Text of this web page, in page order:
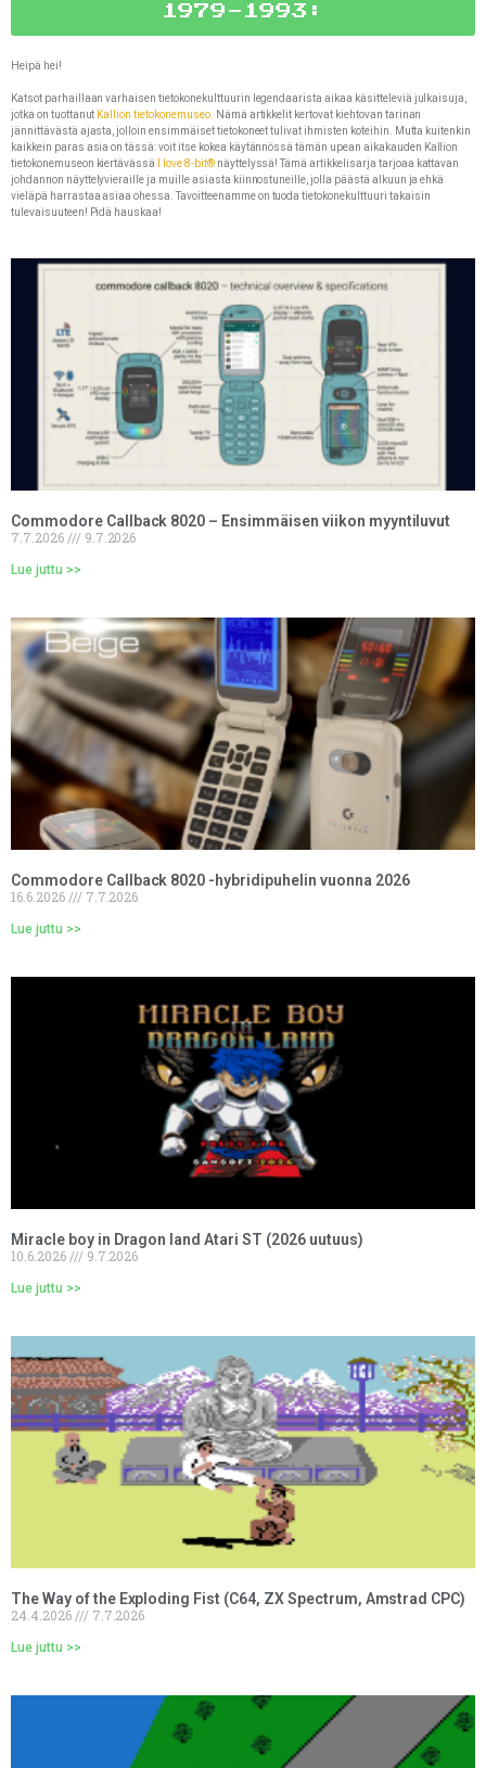
1979-1993:
Heipä hei!
Katsot parhaillaan varhaisen tietokonekulttuurin legendaarista aikaa käsitteleviä julkaisuja,
jotka on tuottanut Kallion tietokonemuseo. Nämä artikkelit kertovat kiehtovan tarinan
jännittävästä ajasta, jolloin ensimmäiset tietokoneet tulivat ihmisten koteihin. Mutta kuitenkin
kaikkein paras asia on tässä: voit itse kokea käytännössä tämän upean aikakauden Kallion
tietokonemuseon kiertävässä
I love 8-bit®näyttelyssä! Tämä artikkelisarja tarjoaa kattavan
johdannon näyttelyvieraille ja muille asiasta kiinnostuneille, jolla päästä alkuun ja ehkä
vieläpä harrastaa asiaa ohessa. Tavoitteenamme on tuoda tietokonekulttuuri takaisin
tulevaisuuteen! Pidä hauskaa!
Commodore Callback 8020 – Ensimmäisen viikon myyntiluvut
7.7.2026
9.7.2026
Lue juttu >>
Commodore Callback 8020 -hybridipuhelin vuonna 2026
16.6.2026
7.7.2026
Lue juttu >>
Miracle boy in Dragon land Atari ST (2026 uutuus)
10.6.2026
9.7.2026
Lue juttu >>
The Way of the Exploding Fist (C64, ZX Spectrum, Amstrad CPC)
24.4.2026
7.7.2026
Lue juttu >>